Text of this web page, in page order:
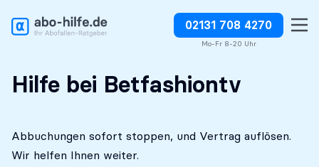
02131 708 4270
Mo-Fr 8-20 Uhr
Kostenlose Erstanalyse Abbuchungen direkt stoppen
Hilfe bei Betfashiontv
Abbuchungen sofort stoppen, und Vertrag auflösen.
Wir helfen Ihnen weiter.